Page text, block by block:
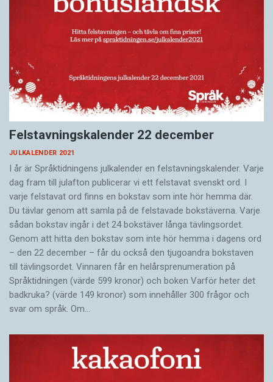
Felstavningskalender 22 december
JULKALENDER 2021
I år är Språktidningens julkalender en felstavningskalender. Varje
dag fram till julafton publicerar vi ett felstavat svenskt ord. I
varje felstavat ord finns en bokstav som inte hör hemma där.
Du tävlar genom att samla på de felstavade bokstäverna. Varje
sådan bokstav ingår i det 24 bokstäver långa tävlingsordet.
Genom att hitta den bokstav som inte hör hemma i dagens ord
– den 22 december – får du också den tjugoandra bokstaven
till tävlingsordet. Vinnaren får en helårsprenumeration på
Språktidningen (värde 599 kronor) och boken Varför heter det
badkruka? (värde 149 kronor) som innehåller 300 frågor och
svar om språk. Om…